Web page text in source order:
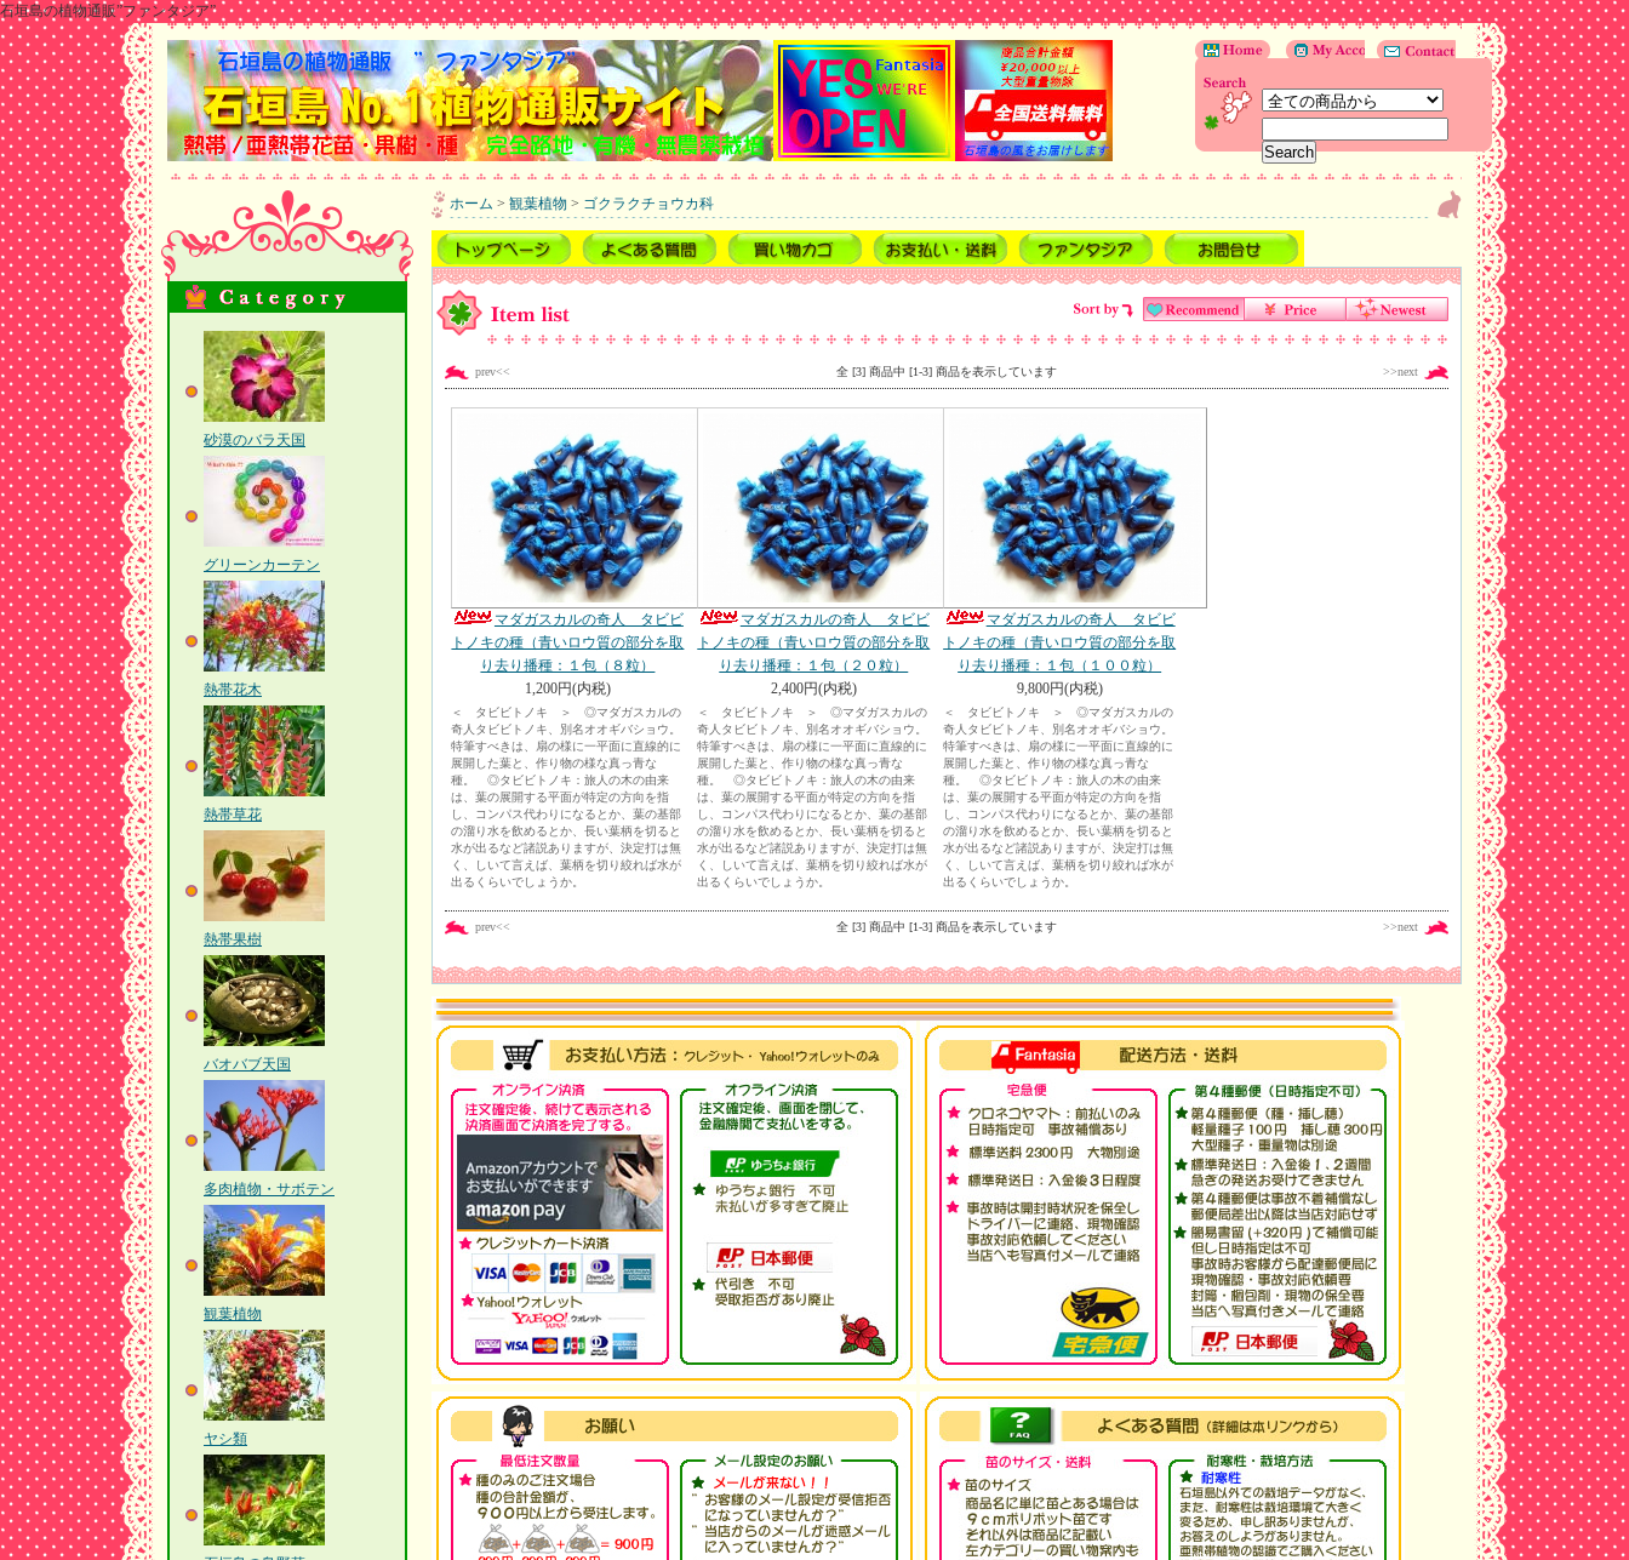
石垣島の植物通販”ファンタジア”
砂漠のバラ天国
グリーンカーテン
熱帯花木
熱帯草花
熱帯果樹
バオバブ天国
多肉植物・サボテン
観葉植物
ヤシ類
ホーム > 観葉植物 > ゴクラクチョウカ科
prev<< 全 [3] 商品中 [1-3] 商品を表示しています >>next
マダガスカルの奇人 タビビ
トノキの種（青いロウ質の部分を取
り去り播種：１包（８粒）
1,200円(内税)
＜ タビビトノキ ＞ ◎マダガスカルの
奇人タビビトノキ、別名オオギバショウ。
特筆すべきは、扇の様に一平面に直線的に
展開した葉と、作り物の様な真っ青な
種。 ◎タビビトノキ：旅人の木の由来
は、葉の展開する平面が特定の方向を指
し、コンパス代わりになるとか、葉の基部
の溜り水を飲めるとか、長い葉柄を切ると
水が出るなど諸説ありますが、決定打は無
く、しいて言えば、葉柄を切り絞れば水が
出るくらいでしょうか。
マダガスカルの奇人 タビビ
トノキの種（青いロウ質の部分を取
り去り播種：１包（２０粒）
2,400円(内税)
＜ タビビトノキ ＞ ◎マダガスカルの
奇人タビビトノキ、別名オオギバショウ。
特筆すべきは、扇の様に一平面に直線的に
展開した葉と、作り物の様な真っ青な
種。 ◎タビビトノキ：旅人の木の由来
は、葉の展開する平面が特定の方向を指
し、コンパス代わりになるとか、葉の基部
の溜り水を飲めるとか、長い葉柄を切ると
水が出るなど諸説ありますが、決定打は無
く、しいて言えば、葉柄を切り絞れば水が
出るくらいでしょうか。
マダガスカルの奇人 タビビ
トノキの種（青いロウ質の部分を取
り去り播種：１包（１００粒）
9,800円(内税)
＜ タビビトノキ ＞ ◎マダガスカルの
奇人タビビトノキ、別名オオギバショウ。
特筆すべきは、扇の様に一平面に直線的に
展開した葉と、作り物の様な真っ青な
種。 ◎タビビトノキ：旅人の木の由来
は、葉の展開する平面が特定の方向を指
し、コンパス代わりになるとか、葉の基部
の溜り水を飲めるとか、長い葉柄を切ると
水が出るなど諸説ありますが、決定打は無
く、しいて言えば、葉柄を切り絞れば水が
出るくらいでしょうか。
prev<< 全 [3] 商品中 [1-3] 商品を表示しています >>next